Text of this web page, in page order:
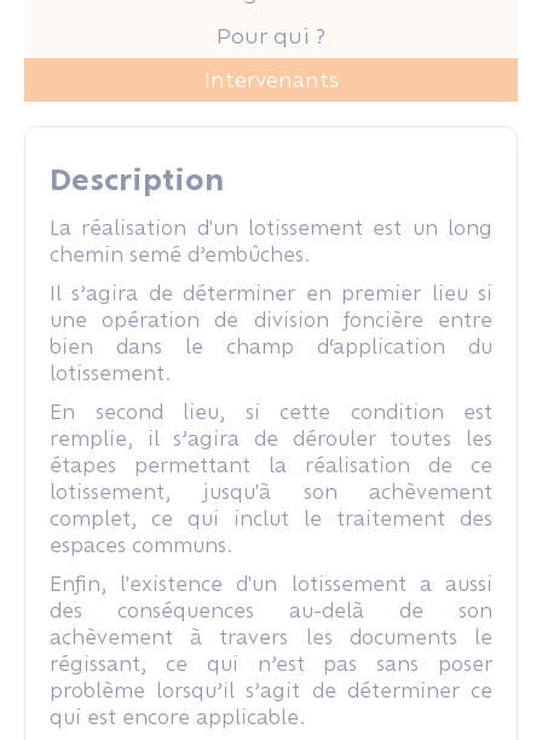
Pour qui ?
Intervenants
Description
La réalisation d'un lotissement est un long
chemin semé d’embûches.
Il s’agira de déterminer en premier lieu si
une opération de division foncière entre
bien dans le champ d‘application du
lotissement.
En second lieu, si cette condition est
remplie, il s’agira de dérouler toutes les
étapes permettant la réalisation de ce
lotissement, jusqu'à son achèvement
complet, ce qui inclut le traitement des
espaces communs.
Enfin, l'existence d'un lotissement a aussi
des conséquences au-delà de son
achèvement à travers les documents le
régissant, ce qui n’est pas sans poser
problème lorsqu’il s’agit de déterminer ce
qui est encore applicable.